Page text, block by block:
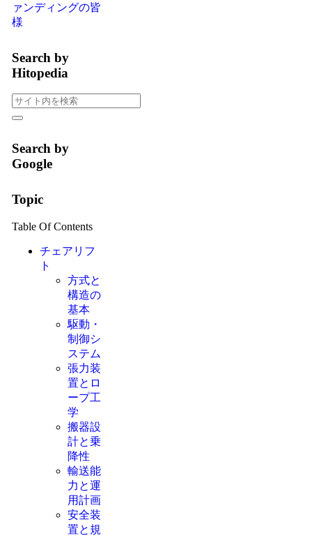
ァンディングの皆
様
Search by
Hitopedia
Search by
Google
Topic
Table Of Contents
チェアリフ
ト
方式と
構造の
基本
駆動・
制御シ
ステム
張力装
置とロ
ープ工
学
搬器設
計と乗
降性
輸送能
力と運
用計画
安全装
置と規